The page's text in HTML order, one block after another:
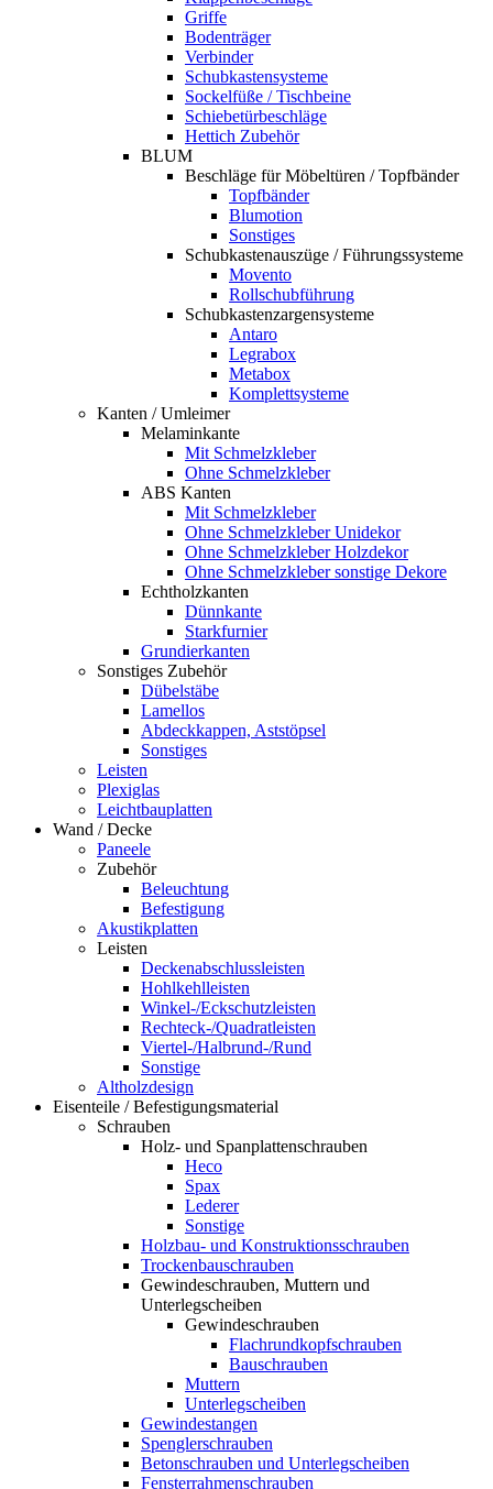
Griffe
Bodenträger
Verbinder
Schubkastensysteme
Sockelfüße / Tischbeine
Schiebetürbeschläge
Hettich Zubehör
BLUM
Beschläge für Möbeltüren / Topfbänder
Topfbänder
Blumotion
Sonstiges
Schubkastenauszüge / Führungssysteme
Movento
Rollschubführung
Schubkastenzargensysteme
Antaro
Legrabox
Metabox
Komplettsysteme
Kanten / Umleimer
Melaminkante
Mit Schmelzkleber
Ohne Schmelzkleber
ABS Kanten
Mit Schmelzkleber
Ohne Schmelzkleber Unidekor
Ohne Schmelzkleber Holzdekor
Ohne Schmelzkleber sonstige Dekore
Echtholzkanten
Dünnkante
Starkfurnier
Grundierkanten
Sonstiges Zubehör
Dübelstäbe
Lamellos
Abdeckkappen, Aststöpsel
Sonstiges
Leisten
Plexiglas
Leichtbauplatten
Wand / Decke
Paneele
Zubehör
Beleuchtung
Befestigung
Akustikplatten
Leisten
Deckenabschlussleisten
Hohlkehlleisten
Winkel-/Eckschutzleisten
Rechteck-/Quadratleisten
Viertel-/Halbrund-/Rund
Sonstige
Altholzdesign
Eisenteile / Befestigungsmaterial
Schrauben
Holz- und Spanplattenschrauben
Heco
Spax
Lederer
Sonstige
Holzbau- und Konstruktionsschrauben
Trockenbauschrauben
Gewindeschrauben, Muttern und
Unterlegscheiben
Gewindeschrauben
Flachrundkopfschrauben
Bauschrauben
Muttern
Unterlegscheiben
Gewindestangen
Spenglerschrauben
Betonschrauben und Unterlegscheiben
Fensterrahmenschrauben